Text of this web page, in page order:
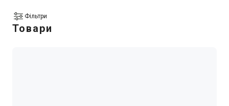
Фільтри
Товари